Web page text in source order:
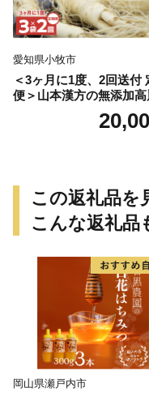
愛知県小牧市
＜3ヶ月に1度、2回送付
便＞山本漢方の無添加高
この返礼品を
こんな返礼品
岡山県瀬戸内市